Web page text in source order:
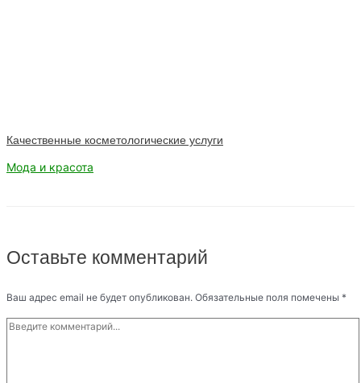
Качественные косметологические услуги
Мода и красота
Оставьте комментарий
Ваш адрес email не будет опубликован. Обязательные поля помечены *
Введите
комментарий...